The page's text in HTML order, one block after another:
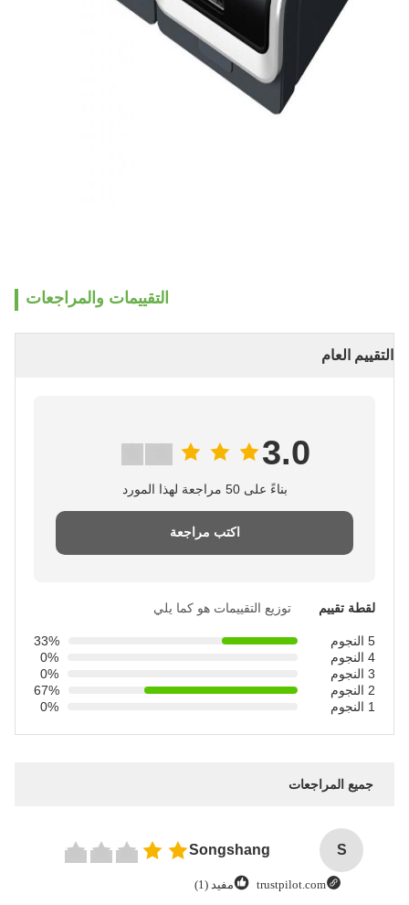
التقييمات والمراجعات
التقييم العام
3.0
بناءً على 50 مراجعة لهذا المورد
اكتب مراجعة
لقطة تقييم توزيع التقييمات هو كما يلي
5 النجوم
33%
4 النجوم
0%
3 النجوم
0%
2 النجوم
67%
1 النجوم
0%
جميع المراجعات
S
Songshang
trustpilot.com مفيد (1)